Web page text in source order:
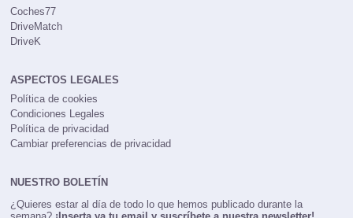
Coches77
DriveMatch
DriveK
ASPECTOS LEGALES
Política de cookies
Condiciones Legales
Política de privacidad
Cambiar preferencias de privacidad
NUESTRO BOLETÍN
¿Quieres estar al día de todo lo que hemos publicado durante la